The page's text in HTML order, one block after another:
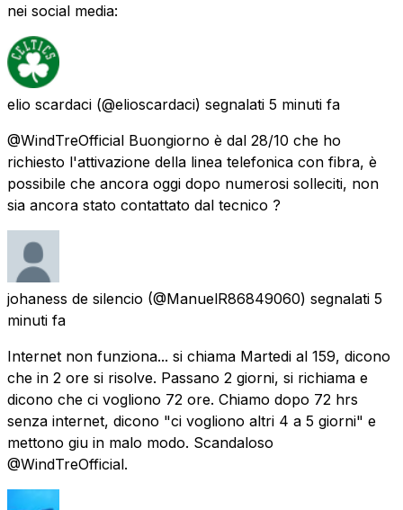
nei social media:
elio scardaci (@elioscardaci) segnalati 5 minuti fa
@WindTreOfficial Buongiorno è dal 28/10 che ho
richiesto l'attivazione della linea telefonica con fibra, è
possibile che ancora oggi dopo numerosi solleciti, non
sia ancora stato contattato dal tecnico ?
johaness de silencio (@ManuelR86849060) segnalati 5
minuti fa
Internet non funziona... si chiama Martedi al 159, dicono
che in 2 ore si risolve. Passano 2 giorni, si richiama e
dicono che ci vogliono 72 ore. Chiamo dopo 72 hrs
senza internet, dicono "ci vogliono altri 4 a 5 giorni" e
mettono giu in malo modo. Scandaloso
@WindTreOfficial.